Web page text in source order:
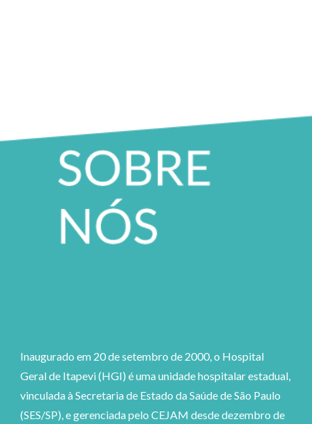
Inaugurado em 20 de setembro de 2000, o Hospital
Geral de Itapevi (HGI) é uma unidade hospitalar estadual,
vinculada à Secretaria de Estado da Saúde de São Paulo
(SES/SP), e gerenciada pelo CEJAM desde dezembro de